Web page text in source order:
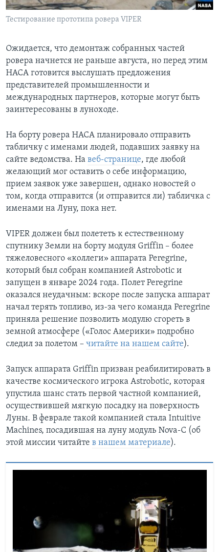
Тестирование прототипа ровера VIPER
Ожидается, что демонтаж собранных частей
ровера начнется не раньше августа, но перед этим
НАСА готовится выслушать предложения
представителей промышленности и
международных партнеров, которые могут быть
заинтересованы в луноходе.
На борту ровера НАСА планировало отправить
табличку с именами людей, подавших заявку на
сайте ведомства. На веб-странице, где любой
желающий мог оставить о себе информацию,
прием заявок уже завершен, однако новостей о
том, когда отправится (и отправится ли) табличка с
именами на Луну, пока нет.
VIPER должен был полететь к естественному
спутнику Земли на борту модуля Griffin – более
тяжеловесного «коллеги» аппарата Peregrine,
который был собран компанией Astrobotic и
запущен в январе 2024 года. Полет Peregrine
оказался неудачным: вскоре после запуска аппарат
начал терять топливо, из-за чего команда Peregrine
приняла решение позволить модулю сгореть в
земной атмосфере («Голос Америки» подробно
следил за полетом – читайте на нашем сайте).
Запуск аппарата Griffin призван реабилитировать в
качестве космического игрока Astrobotic, которая
упустила шанс стать первой частной компанией,
осуществившей мягкую посадку на поверхность
Луны. В феврале такой компанией стала Intuitive
Machines, посадившая на луну модуль Nova-C (об
этой миссии читайте в нашем материале).